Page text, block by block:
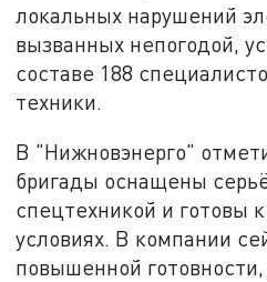
локальных нарушений
вызванных непогодой,
составе 188
техники.
В "Нижновэнерго"
бригады оснащены
спецтехникой и готовы
условиях. В компании
повышенной